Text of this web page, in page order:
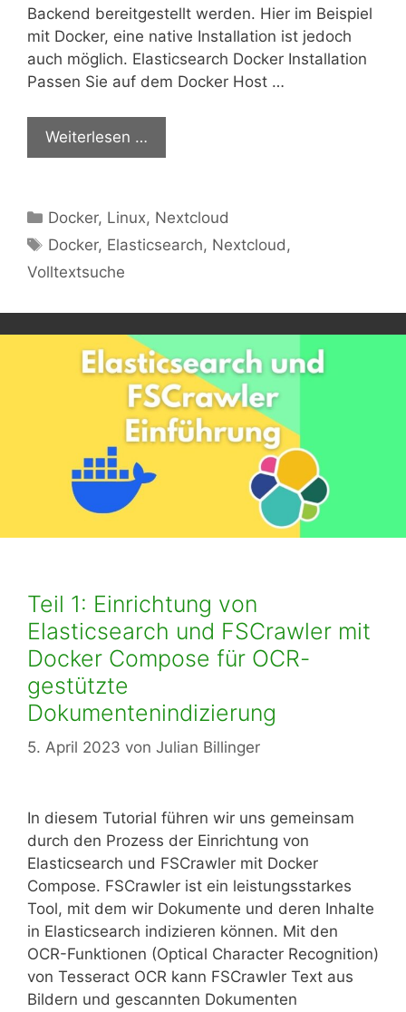
Backend bereitgestellt werden. Hier im Beispiel
mit Docker, eine native Installation ist jedoch
auch möglich. Elasticsearch Docker Installation
Passen Sie auf dem Docker Host …
Weiterlesen …
Kategorien
Docker, Linux, Nextcloud
Schlagwörter
Docker, Elasticsearch, Nextcloud ,
Volltextsuche
Teil 1: Einrichtung von
Elasticsearch und FSCrawler mit
Docker Compose für OCR-
gestützte
Dokumentenindizierung
5. April 2023 von Julian Billinger
In diesem Tutorial führen wir uns gemeinsam
durch den Prozess der Einrichtung von
Elasticsearch und FSCrawler mit Docker
Compose. FSCrawler ist ein leistungsstarkes
Tool, mit dem wir Dokumente und deren Inhalte
in Elasticsearch indizieren können. Mit den
OCR-Funktionen (Optical Character Recognition)
von Tesseract OCR kann FSCrawler Text aus
Bildern und gescannten Dokumenten